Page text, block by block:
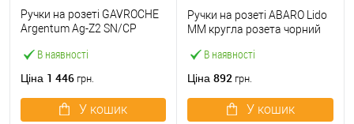
В наявності
Ручки на розеті GAVROCHE
Argentum Ag-Z2 SN/CP
Ціна 1 446 грн.
У кошик
В наявності
Ручки на розеті ABARO Lido
MM кругла розета чорний
Ціна 892 грн.
У кошик